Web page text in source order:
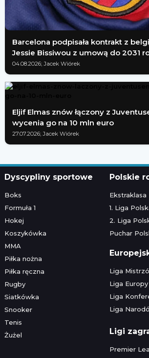
Barcelona podpisała kontrakt z
Jessie Bissiwou z umową do 2031
04.08.2026; Jacek Wiórek
Eljif Elmas znów łączony z
wycenia go na 10 mln euro
27.07.2026; Jacek Wiórek
Dyscypliny sportowe
Boks
Formuła 1
Hokej
Koszykówka
MMA
Piłka nożna
Piłka ręczna
Rugby
Siatkówka
Snooker
Tenis
Żużel
Polskie
Ekstraklasa
1. Liga
2. Liga
Puchar
Liga
Liga Europy
Liga
Liga
Ligi
Premier